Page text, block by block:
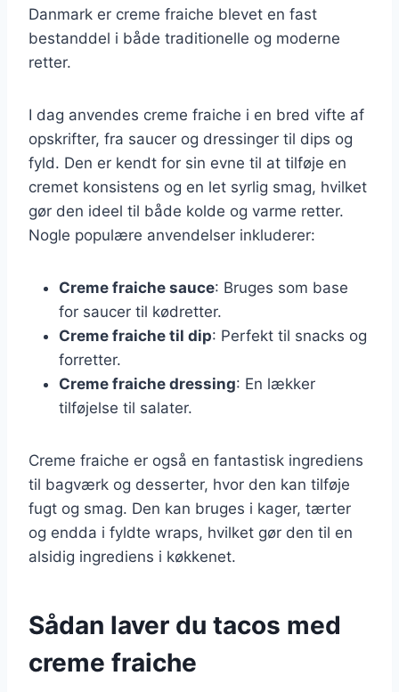
Danmark er creme fraiche blevet en fast
bestanddel i både traditionelle og moderne
retter.
I dag anvendes creme fraiche i en bred vifte af
opskrifter, fra saucer og dressinger til dips og
fyld. Den er kendt for sin evne til at tilføje en
cremet konsistens og en let syrlig smag, hvilket
gør den ideel til både kolde og varme retter.
Nogle populære anvendelser inkluderer:
Creme fraiche sauce: Bruges som base
for saucer til kødretter.
Creme fraiche til dip: Perfekt til snacks og
forretter.
Creme fraiche dressing: En lækker
tilføjelse til salater.
Creme fraiche er også en fantastisk ingrediens
til bagværk og desserter, hvor den kan tilføje
fugt og smag. Den kan bruges i kager, tærter
og endda i fyldte wraps, hvilket gør den til en
alsidig ingrediens i køkkenet.
Sådan laver du tacos med
creme fraiche